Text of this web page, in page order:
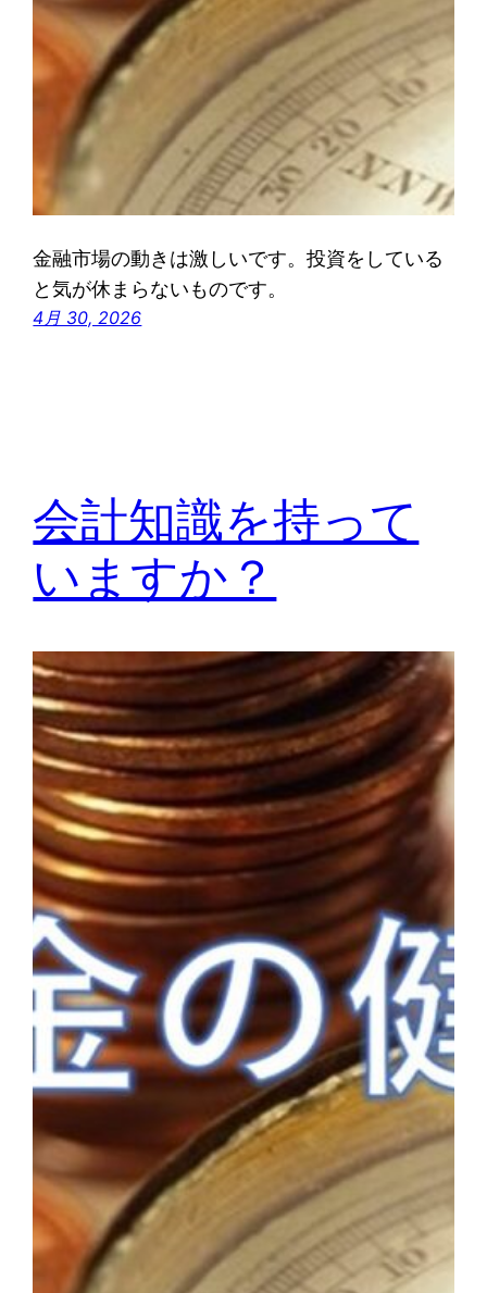
金融市場の動きは激しいです。投資をしている
と気が休まらないものです。
4月 30, 2026
会計知識を持って
いますか？